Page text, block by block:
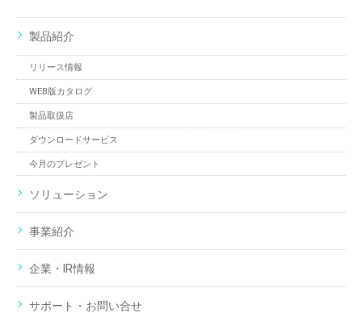
製品紹介
リリース情報
WEB版カタログ
製品取扱店
ダウンロードサービス
今月のプレゼント
ソリューション
事業紹介
企業・IR情報
サポート・お問い合せ